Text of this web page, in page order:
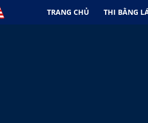
TRANG CHỦ THI BẰNG